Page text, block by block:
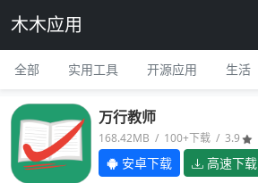
木木应用
全部 实用工具 开源应用 生活
万行教师
168.42MB / 100+下载 / 3.9
安卓下载 高速下载